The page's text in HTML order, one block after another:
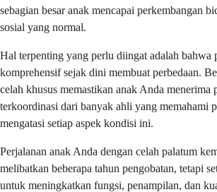
sebagian besar anak mencapai perkembangan
sosial yang normal.
Hal terpenting yang perlu diingat adalah bahwa
komprehensif sejak dini membuat perbedaan.
celah khusus memastikan anak Anda menerima
terkoordinasi dari banyak ahli yang memahami
mengatasi setiap aspek kondisi ini.
Perjalanan anak Anda dengan celah palatum
melibatkan beberapa tahun pengobatan, tetapi
untuk meningkatkan fungsi, penampilan, dan